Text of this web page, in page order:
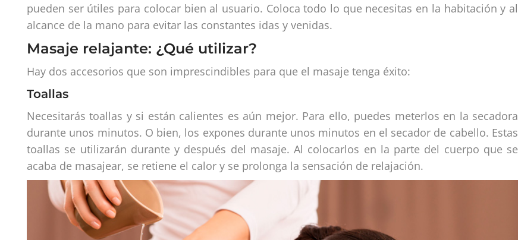
pueden ser útiles para colocar bien al usuario. Coloca todo lo que necesitas en la habitación y al
alcance de la mano para evitar las constantes idas y venidas.
Masaje relajante: ¿Qué utilizar?
Hay dos accesorios que son imprescindibles para que el masaje tenga éxito:
Toallas
Necesitarás toallas y si están calientes es aún mejor. Para ello, puedes meterlos en la secadora
durante unos minutos. O bien, los expones durante unos minutos en el secador de cabello. Estas
toallas se utilizarán durante y después del masaje. Al colocarlos en la parte del cuerpo que se
acaba de masajear, se retiene el calor y se prolonga la sensación de relajación.